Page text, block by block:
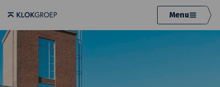
Menu